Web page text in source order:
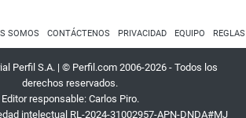
SOMOS CONTÁCTENOS PRIVACIDAD EQUIPO
Perfil S.A. | © Perfil.com 2006-2026 - Todos los
derechos reservados.
Editor responsable: Carlos Piro.
intelectual RL-2024-31002957-APN-DNDA#MJ